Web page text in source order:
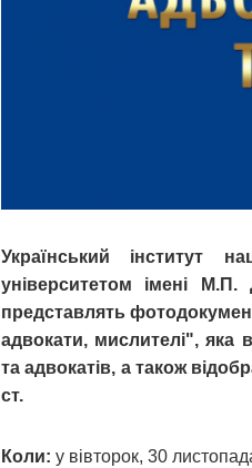
Український інститут
університетом імені М.П.
представлять
адвокати, мислителі", яка
та адвокатів, а також
ст.
Коли: у вівторок, 30